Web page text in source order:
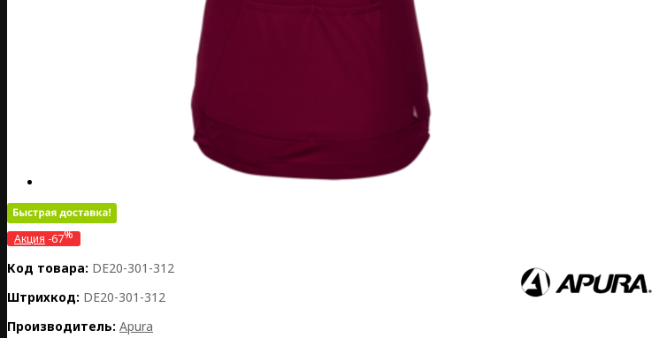
Акция -67%
Код товара: DE20-301-312
Штрихкод: DE20-301-312
Производитель: Apura